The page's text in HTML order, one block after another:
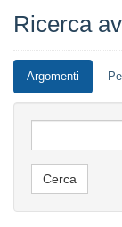
Ricerca
Argomenti